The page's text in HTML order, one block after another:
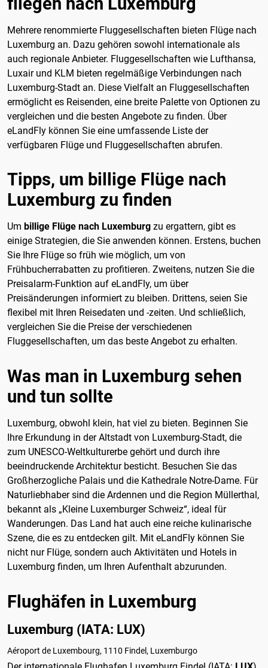
Mehrere renommierte Fluggesellschaften bieten Flüge nach
Luxemburg an. Dazu gehören sowohl internationale als
auch regionale Anbieter. Fluggesellschaften wie Lufthansa,
Luxair und KLM bieten regelmäßige Verbindungen nach
Luxemburg-Stadt an. Diese Vielfalt an Fluggesellschaften
ermöglicht es Reisenden, eine breite Palette von Optionen zu
vergleichen und die besten Angebote zu finden. Über
eLandFly können Sie eine umfassende Liste der
verfügbaren Flüge und Fluggesellschaften abrufen.
Tipps, um billige Flüge nach
Luxemburg zu finden
Um billige Flüge nach Luxemburg zu ergattern, gibt es
einige Strategien, die Sie anwenden können. Erstens, buchen
Sie Ihre Flüge so früh wie möglich, um von
Frühbucherrabatten zu profitieren. Zweitens, nutzen Sie die
Preisalarm-Funktion auf eLandFly, um über
Preisänderungen informiert zu bleiben. Drittens, seien Sie
flexibel mit Ihren Reisedaten und -zeiten. Und schließlich,
vergleichen Sie die Preise der verschiedenen
Fluggesellschaften, um das beste Angebot zu erhalten.
Was man in Luxemburg sehen
und tun sollte
Luxemburg, obwohl klein, hat viel zu bieten. Beginnen Sie
Ihre Erkundung in der Altstadt von Luxemburg-Stadt, die
zum UNESCO-Weltkulturerbe gehört und durch ihre
beeindruckende Architektur besticht. Besuchen Sie das
Großherzogliche Palais und die Kathedrale Notre-Dame. Für
Naturliebhaber sind die Ardennen und die Region Müllerthal,
bekannt als „Kleine Luxemburger Schweiz“, ideal für
Wanderungen. Das Land hat auch eine reiche kulinarische
Szene, die es zu entdecken gilt. Mit eLandFly können Sie
nicht nur Flüge, sondern auch Aktivitäten und Hotels in
Luxemburg finden, um Ihren Aufenthalt abzurunden.
Flughäfen in Luxemburg
Luxemburg (IATA: LUX)
Aéroport de Luxembourg, 1110 Findel, Luxemburgo